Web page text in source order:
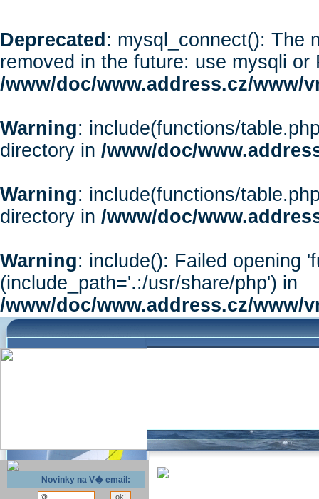
Deprecated : mysql_connect(): The
removed in the future: use mysqli or
/www/doc/www.address.cz/www/
Warning: include(functions/
directory in /www/doc/
Warning: include(functions/
directory in /www/doc/
Warning: include(): Failed opening
(include_path='.:/usr/share/php') in
/www/doc/www.address.cz/www/
Novinky na V� email: